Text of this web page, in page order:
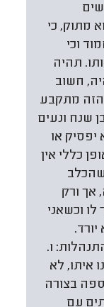
מתוק, כי
וכי
תהיה
חשוב
הזה מתקבע
שנח ונעים
יפסיק או
כללי אין
אך ורק
וכשאני
פתרונות ודרכי התנהלות: 1.
איתו, לא
בצורה
עם